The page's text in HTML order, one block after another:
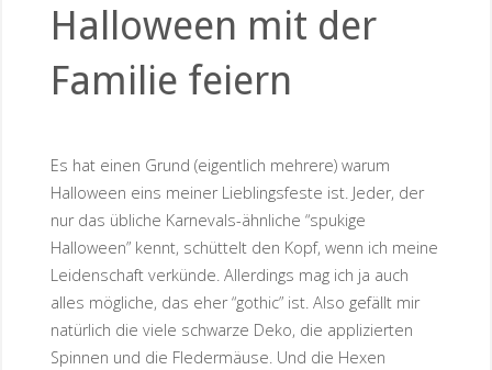
Halloween mit der
Familie feiern
Es hat einen Grund (eigentlich mehrere) warum
Halloween eins meiner Lieblingsfeste ist. Jeder, der
nur das übliche Karnevals-ähnliche “spukige
Halloween” kennt, schüttelt den Kopf, wenn ich meine
Leidenschaft verkünde. Allerdings mag ich ja auch
alles mögliche, das eher “gothic” ist. Also gefällt mir
natürlich die viele schwarze Deko, die applizierten
Spinnen und die Fledermäuse. Und die Hexen